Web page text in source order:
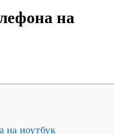
на
на ноутбук